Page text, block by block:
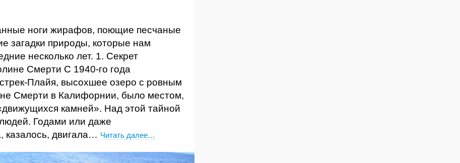
ноги жирафов, поющие песчаные
загадки природы, которые нам
несколько лет. 1. Секрет
Смерти С 1940-го года
Плайя, высохшее озеро с ровным
Смерти в Калифорнии, было местом,
камней». Над этой тайной
Годами или даже
казалось, двигала… Читать далее…